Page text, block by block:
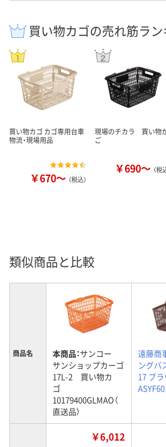
買い物カゴの売れ筋ラ
買い物カゴ カゴ専用台車
物流・現場用品
￥670～ （税込）
現場のチカラ 買い物
ご
￥690～ （税
類似商品と比較
商品名 本商品：サンコー
サンショップカーゴ
17L-2 買い物カ
ゴ
10179400GLMAO（
直送品）
遠藤商
ングバ
17 ブ
￥6,012